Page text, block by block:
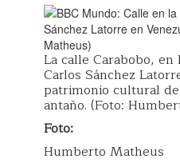
La calle Carabobo, en
Carlos Sánchez
patrimonio cultural
antaño. (Foto:
Foto:
Humberto Matheus